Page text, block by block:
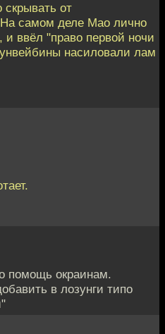
от
самом деле Мао лично
ввёл "право первой ночи
насиловали лам
помощь окраинам.
в лозунги типо